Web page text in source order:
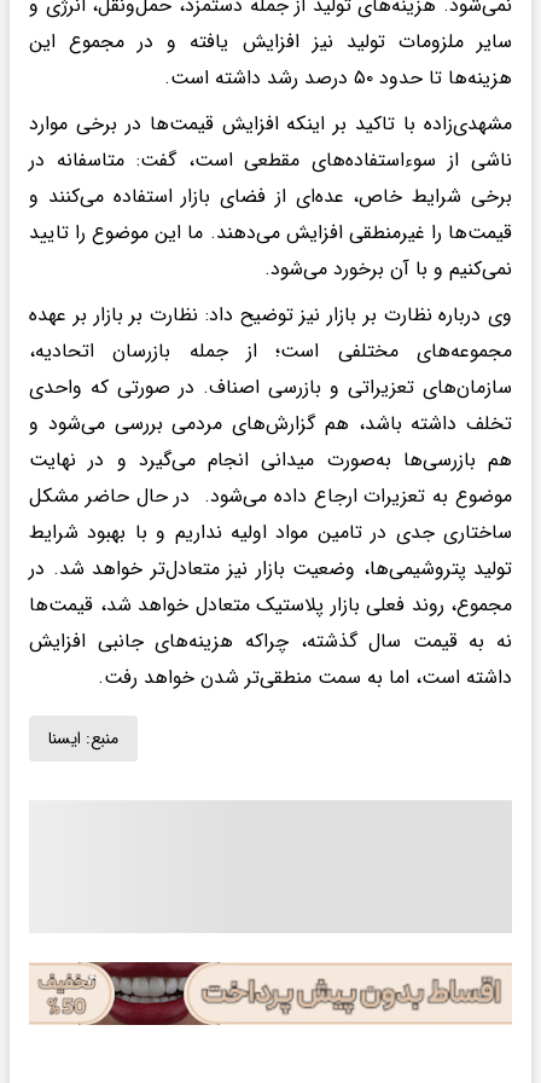
سایر ملزومات تولید نیز افزایش یافته و در مجموع این
هزینه‌ها تا حدود ۵۰ درصد رشد داشته است.
مشهدی‌زاده با تاکید بر اینکه افزایش قیمت‌ها در برخی موارد
ناشی از سوءاستفاده‌های مقطعی است، گفت: متاسفانه در
برخی شرایط خاص، عده‌ای از فضای بازار استفاده می‌کنند و
قیمت‌ها را غیرمنطقی افزایش می‌دهند. ما این موضوع را تایید
نمی‌کنیم و با آن برخورد می‌شود.
وی درباره نظارت بر بازار نیز توضیح داد: نظارت بر بازار بر عهده
مجموعه‌های مختلفی است؛ از جمله بازرسان اتحادیه،
سازمان‌های تعزیراتی و بازرسی اصناف. در صورتی که واحدی
تخلف داشته باشد، هم گزارش‌های مردمی بررسی می‌شود و
هم بازرسی‌ها به‌صورت میدانی انجام می‌گیرد و در نهایت
موضوع به تعزیرات ارجاع داده می‌شود. در حال حاضر مشکل
ساختاری جدی در تامین مواد اولیه نداریم و با بهبود شرایط
تولید پتروشیمی‌ها، وضعیت بازار نیز متعادل‌تر خواهد شد. در
مجموع، روند فعلی بازار پلاستیک متعادل خواهد شد، قیمت‌ها
نه به قیمت سال گذشته، چراکه هزینه‌های جانبی افزایش
داشته است، اما به سمت منطقی‌تر شدن خواهد رفت.
منبع: ايسنا